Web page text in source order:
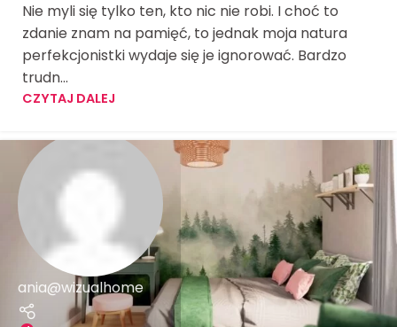
Nie myli się tylko ten, kto nic nie robi. I choć to
zdanie znam na pamięć, to jednak moja natura
perfekcjonistki wydaje się je ignorować. Bardzo
trudn...
CZYTAJ DALEJ
ania@wizualhome